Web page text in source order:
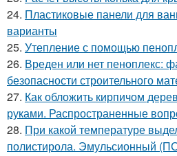
24. Пластиковые панели для
варианты
25. Утепление с помощью
26. Вреден или нет пеноплекс:
безопасности строительного
27. Как обложить кирпичом
руками. Распространенные
28. При какой температуре
полистирола. Эмульсионный